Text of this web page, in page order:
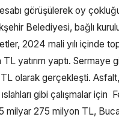
görüşülerek oy
Belediyesi, bağlı
2024 mali yılı içinde
yatırım yaptı. Sermaye
olarak gerçekleşti.
gibi çalışmalar için
5 milyar 275 milyon TL,